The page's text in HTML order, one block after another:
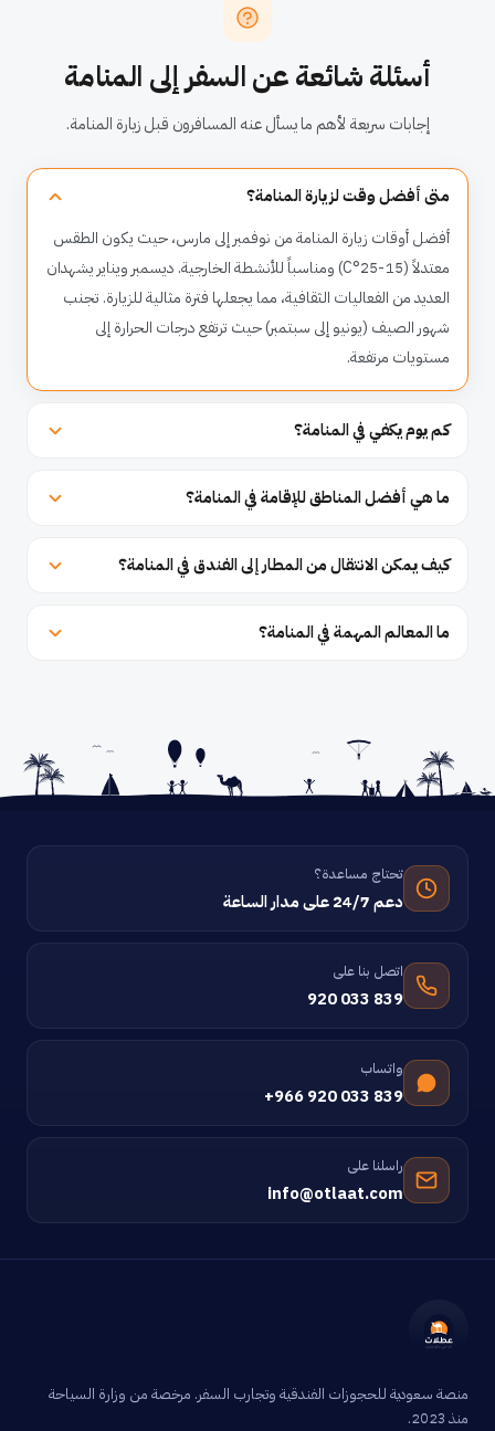
أسئلة شائعة عن السفر إلى المنامة
إجابات سريعة لأهم ما يسأل عنه المسافرون قبل زيارة المنامة.
متى أفضل وقت لزيارة المنامة؟
أفضل أوقات زيارة المنامة من نوفمبر إلى مارس، حيث يكون الطقس
معتدلاً (15-25°C) ومناسباً للأنشطة الخارجية. ديسمبر ويناير يشهدان
العديد من الفعاليات الثقافية، مما يجعلها فترة مثالية للزيارة. تجنب
شهور الصيف (يونيو إلى سبتمبر) حيث ترتفع درجات الحرارة إلى
مستويات مرتفعة.
كم يوم يكفي في المنامة؟
ما هي أفضل المناطق للإقامة في المنامة؟
كيف يمكن الانتقال من المطار إلى الفندق في المنامة؟
ما المعالم المهمة في المنامة؟
تحتاج مساعدة؟
دعم 24/7 على مدار الساعة
اتصل بنا على
920 033 839
واتساب
+966 920 033 839
راسلنا على
info@otlaat.com
منصة سعودية للحجوزات الفندقية وتجارب السفر. مرخصة من وزارة السياحة
منذ 2023.